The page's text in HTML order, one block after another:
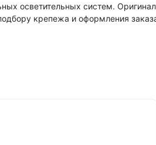
осветительных систем.
крепежа и оформления